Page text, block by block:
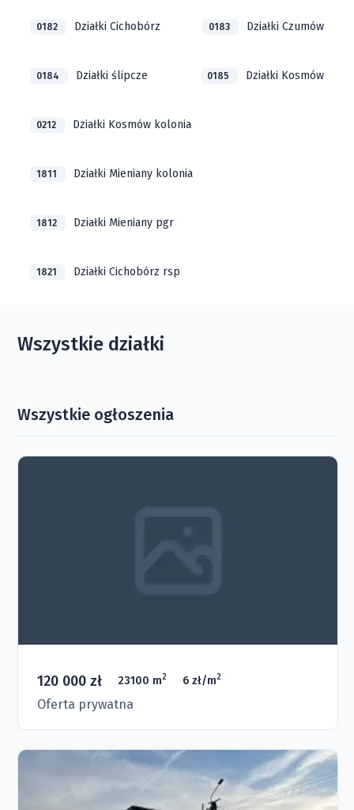
0182 Działki Cichobórz 0183 Działki Czumów
0184 Działki ślipcze 0185 Działki Kosmów
0212 Działki Kosmów kolonia
1811 Działki Mieniany kolonia
1812 Działki Mieniany pgr
1821 Działki Cichobórz rsp
Wszystkie działki
Wszystkie ogłoszenia
120 000 zł 23100 m2 6 zł/m2
Oferta prywatna